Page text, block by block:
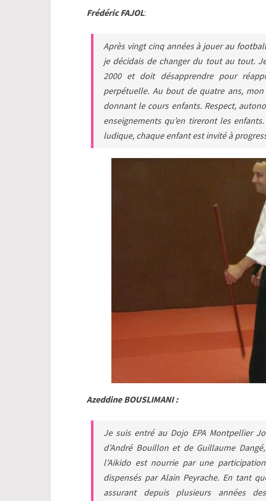
Frédéric FAJOL:
Après vingt cinq années à jouer au
je décidais de changer du tout au tout.
2000 et doit désapprendre pour
perpétuelle. Au bout de quatre ans, mon
donnant le cours enfants. Respect,
enseignements qu’en tireront les
ludique, chaque enfant est invité à
Azeddine BOUSLIMANI :
Je suis entré au Dojo EPA Montpellier
d’André Bouillon et de Guillaume
l’Aikido est nourrie par une
dispensés par Alain Peyrache. En tant
assurant depuis plusieurs années